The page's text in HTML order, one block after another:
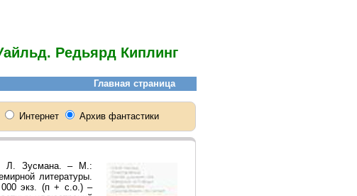
Редьярд Киплинг
Л. Зусмана. – М.:
литературы.
экз. (п + с.о.) –